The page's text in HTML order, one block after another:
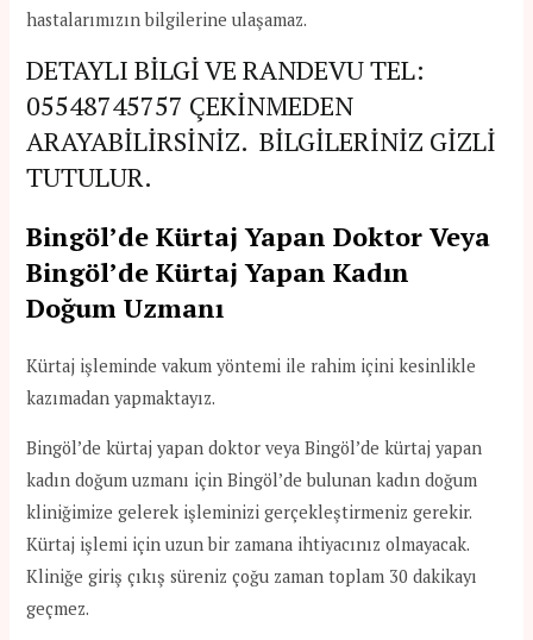
hastalarımızın bilgilerine ulaşamaz.
DETAYLI BİLGİ VE RANDEVU TEL:
05548745757 ÇEKİNMEDEN
ARAYABİLİRSİNİZ. BİLGİLERİNİZ GİZLİ
TUTULUR.
Bingöl’de Kürtaj Yapan Doktor Veya
Bingöl’de Kürtaj Yapan Kadın
Doğum Uzmanı
Kürtaj işleminde vakum yöntemi ile rahim içini kesinlikle
kazımadan yapmaktayız.
Bingöl’de kürtaj yapan doktor veya Bingöl’de kürtaj yapan
kadın doğum uzmanı için Bingöl’de bulunan kadın doğum
kliniğimize gelerek işleminizi gerçekleştirmeniz gerekir.
Kürtaj işlemi için uzun bir zamana ihtiyacınız olmayacak.
Kliniğe giriş çıkış süreniz çoğu zaman toplam 30 dakikayı
geçmez.